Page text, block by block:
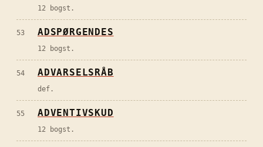
12 bogst.
53 ADSPØRGENDES
12 bogst.
54 ADVARSELSRÅB
def.
55 ADVENTIVSKUD
12 bogst.